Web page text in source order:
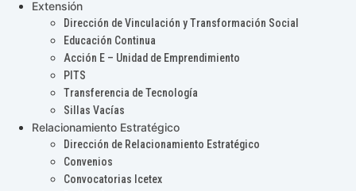
Extensión
Dirección de Vinculación y Transformación Social
Educación Continua
Acción E – Unidad de Emprendimiento
PITS
Transferencia de Tecnología
Sillas Vacías
Relacionamiento Estratégico
Dirección de Relacionamiento Estratégico
Convenios
Convocatorias Icetex